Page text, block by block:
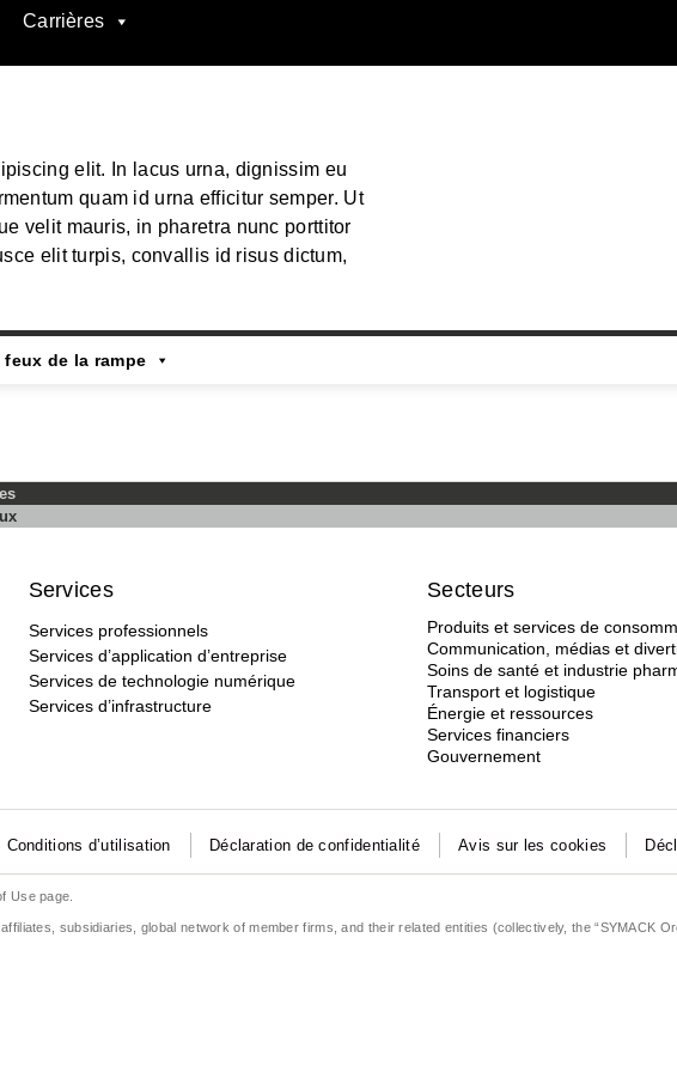
Carrières
elit. In lacus urna, dignissim eu
quam id urna efficitur semper. Ut
velit mauris, in pharetra nunc porttitor
elit turpis, convallis id risus dictum,
feux de la rampe
Services
Services professionnels
Services d’application d’entreprise
Services de technologie numérique
Services d’infrastructure
Secteurs
Produits et services de
Communication, médias et
Soins de santé et industrie
Transport et logistique
Énergie et ressources
Services financiers
Gouvernement
Conditions d’utilisation Déclaration de confidentialité Avis sur les cookies
Usepage.
subsidiaries, global network of member firms, and their related entities (collectively, the “SYMACK